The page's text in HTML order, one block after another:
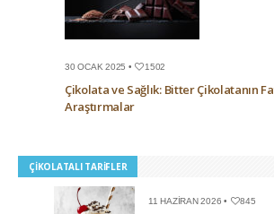
30 OCAK 2025 • 1502
Çikolata ve Sağlık: Bitter Çikolatanın
Araştırmalar
ÇIKOLATALI TARIFLER
11 HAZIRAN 2026 • 845